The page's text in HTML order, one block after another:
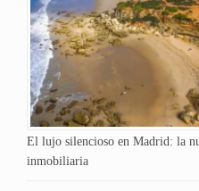
El lujo silencioso en Madrid: la
inmobiliaria